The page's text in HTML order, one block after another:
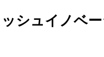
シュイノベ